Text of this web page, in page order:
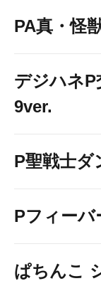
PA真・怪
デジハネP
9ver.
P聖戦士ダ
Pフィー
ぱちんこ